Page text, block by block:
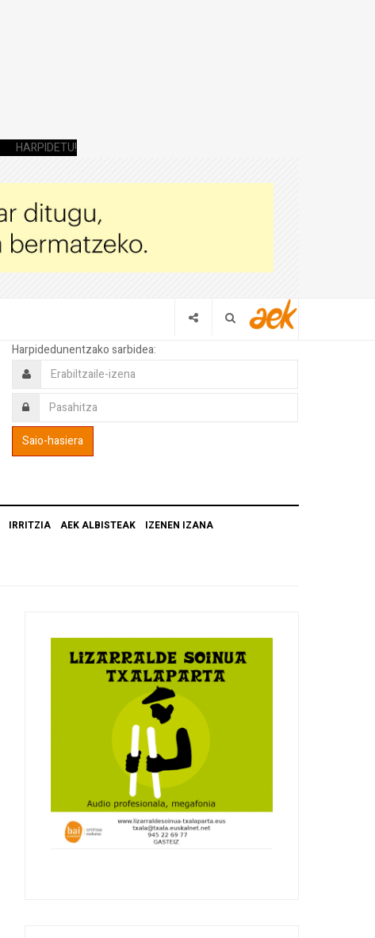
HARPIDETU!
Harpidedunentzako sarbidea:
IRRITZIA AEK ALBISTEAK IZENEN IZANA